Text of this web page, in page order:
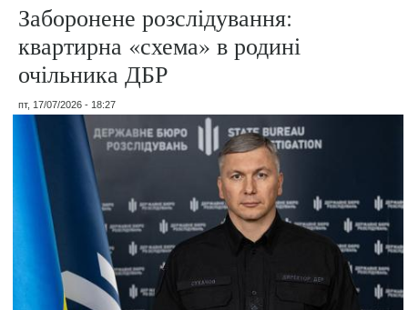
Заборонене розслідування:
квартирна «схема» в родині
очільника ДБР
пт, 17/07/2026 - 18:27